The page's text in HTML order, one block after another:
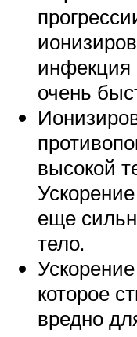
инфекция
очень
высокой
еще
тело.
которое
вредно